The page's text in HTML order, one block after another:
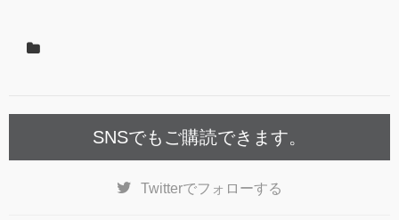
SNSでもご購読できます。
Twitterでフォローする